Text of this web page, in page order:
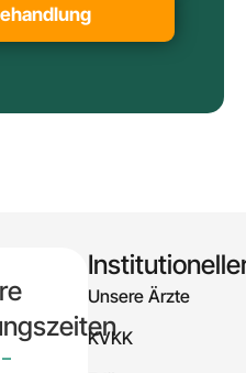
Unsere Ärzte
KVKK